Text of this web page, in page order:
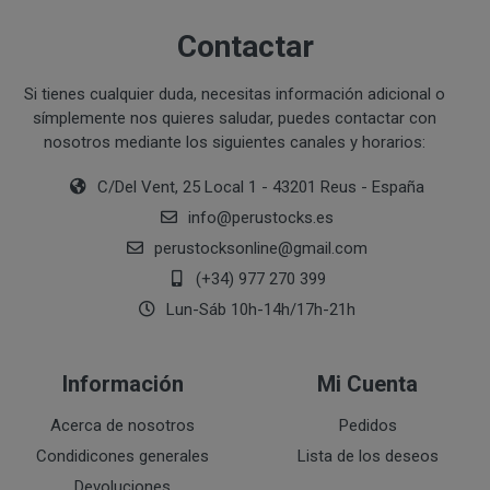
Contactar
Si tienes cualquier duda, necesitas información adicional o
símplemente nos quieres saludar, puedes contactar con
nosotros mediante los siguientes canales y horarios:
C/Del Vent, 25 Local 1 - 43201 Reus - España
info@perustocks.es
perustocksonline@gmail.com
(+34) 977 270 399
Lun-Sáb 10h-14h/17h-21h
Información
Acerca de nosotros
Condidicones generales
Mi Cuenta
Pedidos
Lista de los deseos
Interés legítimo del responsable
¿A qué destinatarios se comunicarán sus datos?
PROCESO DE COMPRA Y/O CONTRATACIÓN
edad.
Además será preciso que el cliente se registre en
contratación; datos que en cualquier caso serán
que el cliente deberá consentir expresamente
PERUSTOCKS.
Los pasos a seguir para realizar la compra son:
newsletter. En la dirección del correo
un mensaje en dónde validamos el email.
identifica..